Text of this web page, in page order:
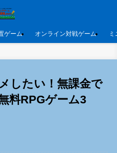
ゲーム オンライン対戦ゲーム
したい！無課金で
料RPGゲーム3